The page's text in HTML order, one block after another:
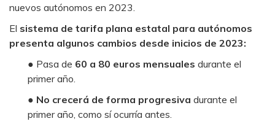
nuevos autónomos en 2023.
El sistema de tarifa plana estatal para autónomos
presenta algunos cambios desde inicios de 2023:
● Pasa de 60 a 80 euros mensuales durante el
primer año.
● No crecerá de forma progresiva durante el
primer año, como sí ocurría antes.